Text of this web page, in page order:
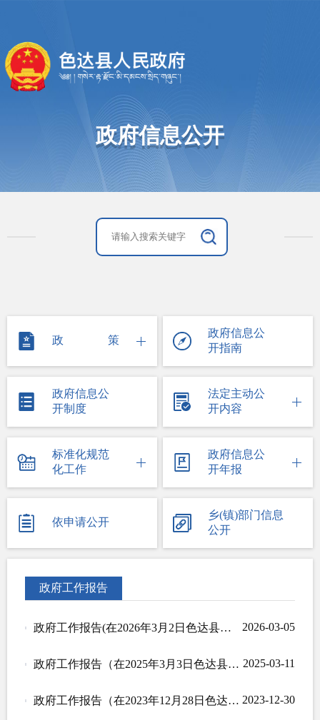
政府信息公开
政策
政府信息公
开指南
政府信息公
开制度
法定主动公
开内容
标准化规范
化工作
政府信息公
开年报
依申请公开
乡(镇)部门信息
公开
政府工作报告
政府工作报告(在2026年3月2日色达县第十五届人民代表大会第五次会议上) 2026-03-05
政府工作报告（在2025年3月3日色达县第十五届人民代表大会第四次会议上） 2025-03-11
政府工作报告（在2023年12月28日色达县第十五届人民代表大会第三次会议上） 2023-12-30